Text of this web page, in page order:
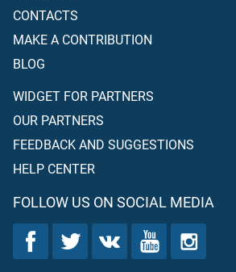
CONTACTS
MAKE A CONTRIBUTION
BLOG
WIDGET FOR PARTNERS
OUR PARTNERS
FEEDBACK AND SUGGESTIONS
HELP CENTER
FOLLOW US ON SOCIAL MEDIA